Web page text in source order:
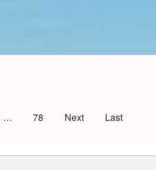
… 78 Next
Last